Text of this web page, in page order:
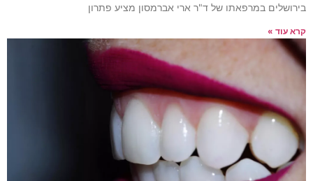
בירושלים במרפאתו של ד"ר ארי אברמסון מציע פתרון
קרא עוד »